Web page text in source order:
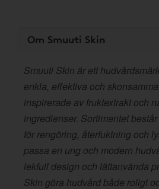
Om Smuuti Skin
Smuuti Skin är ett
enkla, effektiva och
inspirerade av fruktextrakt och
ingredienser. Sortimentet
för rengöring, återfuktning och
passa en ung och modern
lekfull design och lättanvända
Skin göra hudvård både roligt